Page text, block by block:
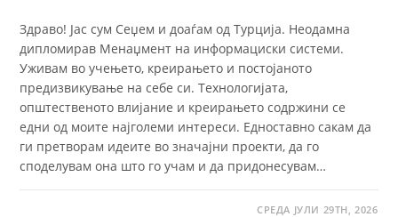
Здраво! Јас сум Сеџем и доаѓам од Турција. Неодамна
дипломирав Менаџмент на информациски системи.
Уживам во учењето, креирањето и постојаното
предизвикување на себе си. Технологијата,
општественото влијание и креирањето содржини се
едни од моите најголеми интереси. Едноставно сакам да
ги претворам идеите во значајни проекти, да го
споделувам она што го учам и да придонесувам…
СРЕДА ЈУЛИ 29TH, 2026